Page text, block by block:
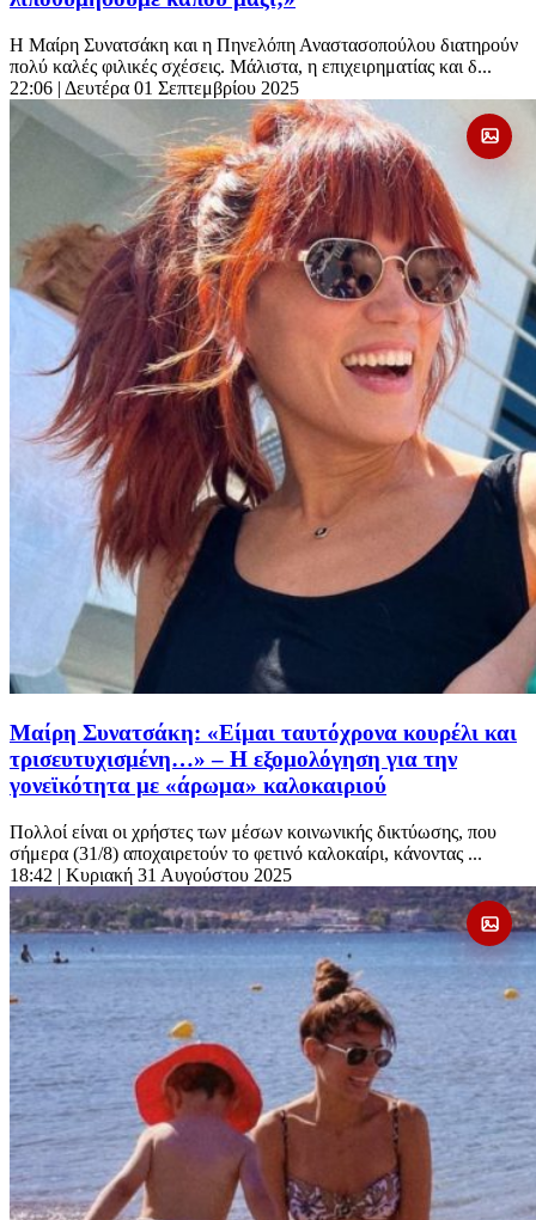
Η Μαίρη Συνατσάκη και η Πηνελόπη Αναστασοπούλου διατηρούν
πολύ καλές φιλικές σχέσεις. Μάλιστα, η επιχειρηματίας και δ...
22:06 | Δευτέρα 01 Σεπτεμβρίου 2025
Μαίρη Συνατσάκη: «Είμαι ταυτόχρονα κουρέλι και
τρισευτυχισμένη…» – Η εξομολόγηση για την
γονεϊκότητα με «άρωμα» καλοκαιριού
Πολλοί είναι οι χρήστες των μέσων κοινωνικής δικτύωσης, που
σήμερα (31/8) αποχαιρετούν το φετινό καλοκαίρι, κάνοντας ...
18:42 | Κυριακή 31 Αυγούστου 2025